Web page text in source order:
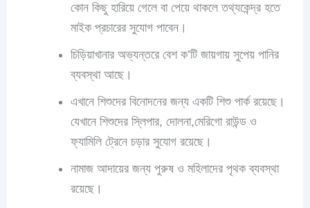
কোন কিছু হারিয়ে গেলে বা পেয়ে থাকলে তথ্যকেন্দ্র হতে
মাইক প্রচারের সুযোগ পাবেন।
চিড়িয়াখানার অভ্যন্তরে বেশ ক’টি জায়গায় সুপেয় পানির
ব্যবস্থা আছে।
এখানে শিশুদের বিনোদনের জন্য একটি শিশু পার্ক রয়েছে।
যেখানে শিশুদের স্লিপার, দোলনা,মেরিগো রাউন্ড ও
ফ্যামিলি ট্রেনে চড়ার সুযোগ রয়েছে।
নামাজ আদায়ের জন্য পুরুষ ও মহিলাদের পৃথক ব্যবস্থা
রয়েছে।